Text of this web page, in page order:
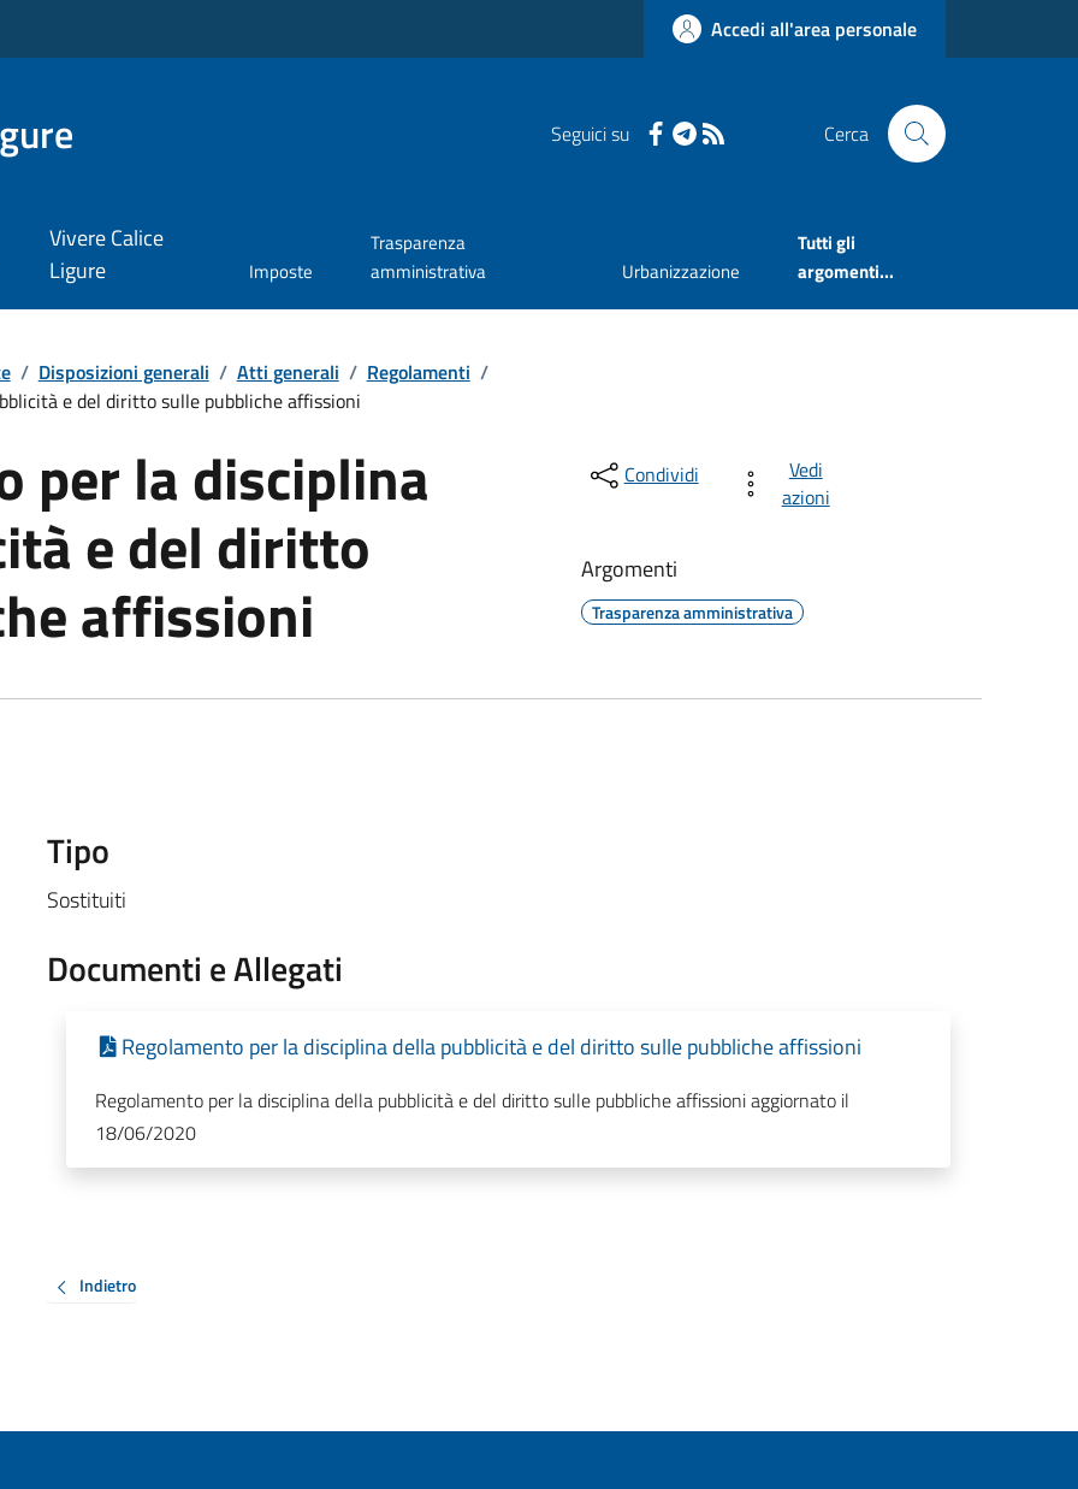
Accedi all'area personale
Seguici su Cerca
Vivere Calice
Ligure
Imposte
Trasparenza
amministrativa
Urbanizzazione
Tutti gli
argomenti...
/ Disposizioni generali / Atti generali / Regolamenti /
e del diritto sulle pubbliche affissioni
per la disciplina
e del diritto
affissioni
Condividi
Vedi
azioni
Argomenti
Trasparenza amministrativa
Tipo
Sostituiti
Documenti e Allegati
Regolamento per la disciplina della pubblicità e del diritto sulle pubbliche affissioni
Regolamento per la disciplina della pubblicità e del diritto sulle pubbliche affissioni aggiornato il
18/06/2020
Indietro